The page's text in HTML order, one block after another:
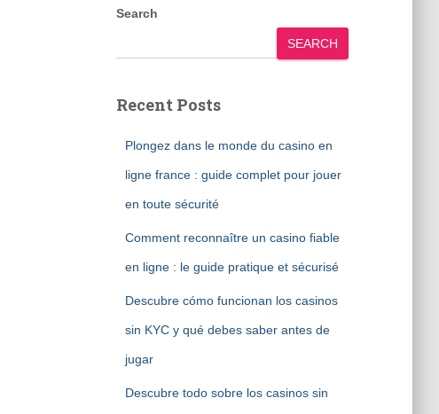
Search
SEARCH
Recent Posts
Plongez dans le monde du casino en
ligne france : guide complet pour jouer
en toute sécurité
Comment reconnaître un casino fiable
en ligne : le guide pratique et sécurisé
Descubre cómo funcionan los casinos
sin KYC y qué debes saber antes de
jugar
Descubre todo sobre los casinos sin